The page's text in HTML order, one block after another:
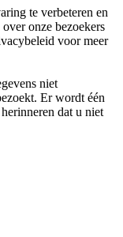
te verbeteren en
onze bezoekers
voor meer
niet
Er wordt één
dat u niet